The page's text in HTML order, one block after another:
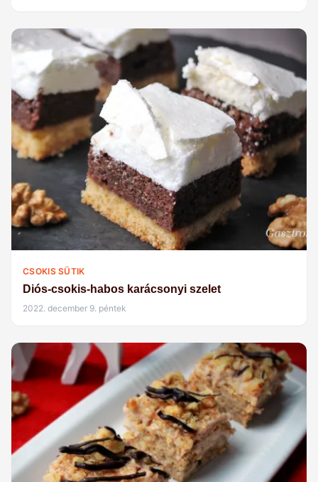
CSOKIS SÜTIK
Diós-csokis-habos karácsonyi szelet
2022. december 9. péntek